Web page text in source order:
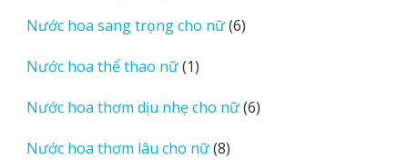
Nước hoa sang trọng cho nữ 66
Nước hoa thể thao nữ 11
phẩm
Nước hoa thơm dịu nhẹ cho nữ 66
Nước hoa thơm lâu cho nữ 88